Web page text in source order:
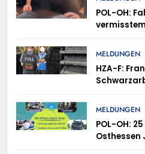
POL-OH:
MELDUNGEN
HZA-F:
MELDUNGEN
POL-OH: